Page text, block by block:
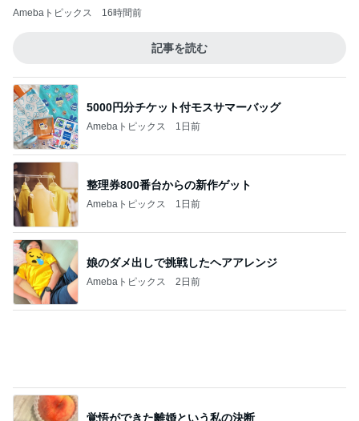
覚悟ができた離婚という私の決断
半額でしか買わないお気に入りの物
即完売も納得の美シルエットスカート